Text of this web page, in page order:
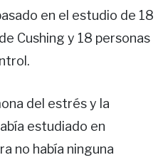
en el estudio de 18
Cushing y 18 personas
del estrés y la
estudiado en
no había ninguna